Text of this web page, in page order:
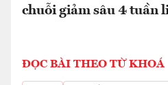
chuỗi giảm sâu 4 tuần
ĐỌC BÀI THEO TỪ KHOÁ